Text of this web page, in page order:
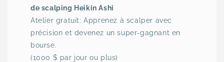
de scalping Heikin Ashi
Atelier gratuit: Apprenez à scalper avec
précision et devenez un super-gagnant en
bourse.
(1000 $ par jour ou plus)